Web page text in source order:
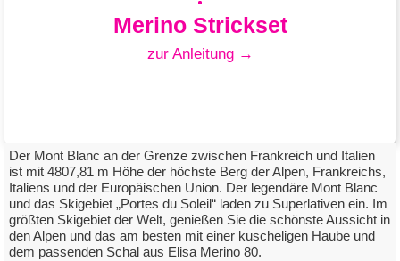
Merino Strickset
zur Anleitung →
Merino Strickset
mit Elisa Merino 80
Der Mont Blanc an der Grenze zwischen Frankreich und Italien
ist mit 4807,81 m Höhe der höchste Berg der Alpen, Frankreichs,
Italiens und der Europäischen Union. Der legendäre Mont Blanc
und das Skigebiet „Portes du Soleil“ laden zu Superlativen ein. Im
größten Skigebiet der Welt, genießen Sie die schönste Aussicht in
den Alpen und das am besten mit einer kuscheligen Haube und
dem passenden Schal aus Elisa Merino 80.